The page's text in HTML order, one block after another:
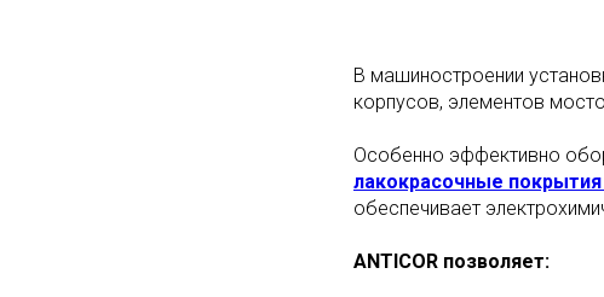
В машиностроении
корпусов, элементов
Особенно эффективно
лакокрасочные покрытия
обеспечивает
ANTICOR позволяет: